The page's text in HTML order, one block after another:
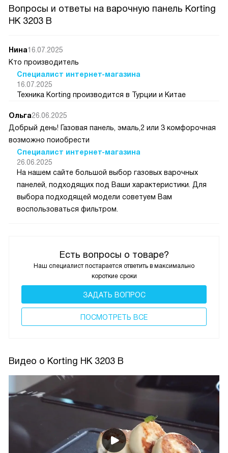
Вопросы и ответы на варочную панель Korting
HK 3203 B
Есть вопросы о товаре?
Наш специалист постарается ответить в максимально
короткие сроки
ЗАДАТЬ ВОПРОС
ПОCМОТРЕТЬ ВСЕ
Нина16.07.2025
Кто производитель
Специалист интернет-магазина
16.07.2025
Техника Korting производится в Турции и Китае
Ольга26.06.2025
Добрый день! Газовая панель, эмаль,2 или 3 комфорочная
возможно поиобрести
Специалист интернет-магазина
26.06.2025
На нашем сайте большой выбор газовых варочных
панелей, подходящих под Ваши характеристики. Для
выбора подходящей модели советуем Вам
воспользоваться фильтром.
Видео о Korting HK 3203 B